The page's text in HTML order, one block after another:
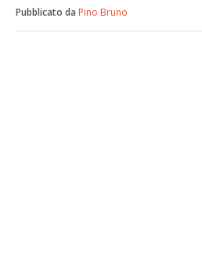
Pubblicato da Pino Bruno